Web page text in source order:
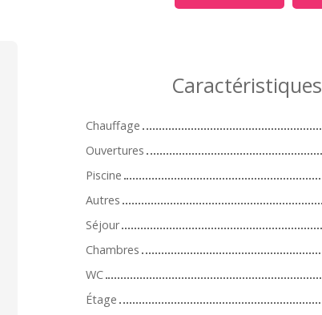
Caractéristiques
Chauffage
Ouvertures
Piscine
Autres
Séjour
Chambres
WC
Étage